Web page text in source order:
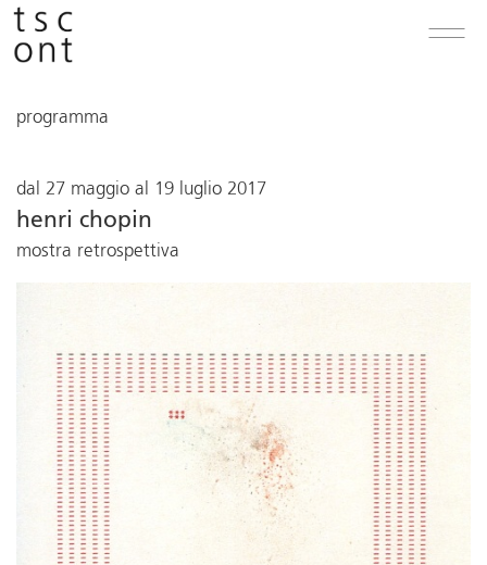
programma
dal 27 maggio al 19 luglio 2017
henri chopin
mostra retrospettiva